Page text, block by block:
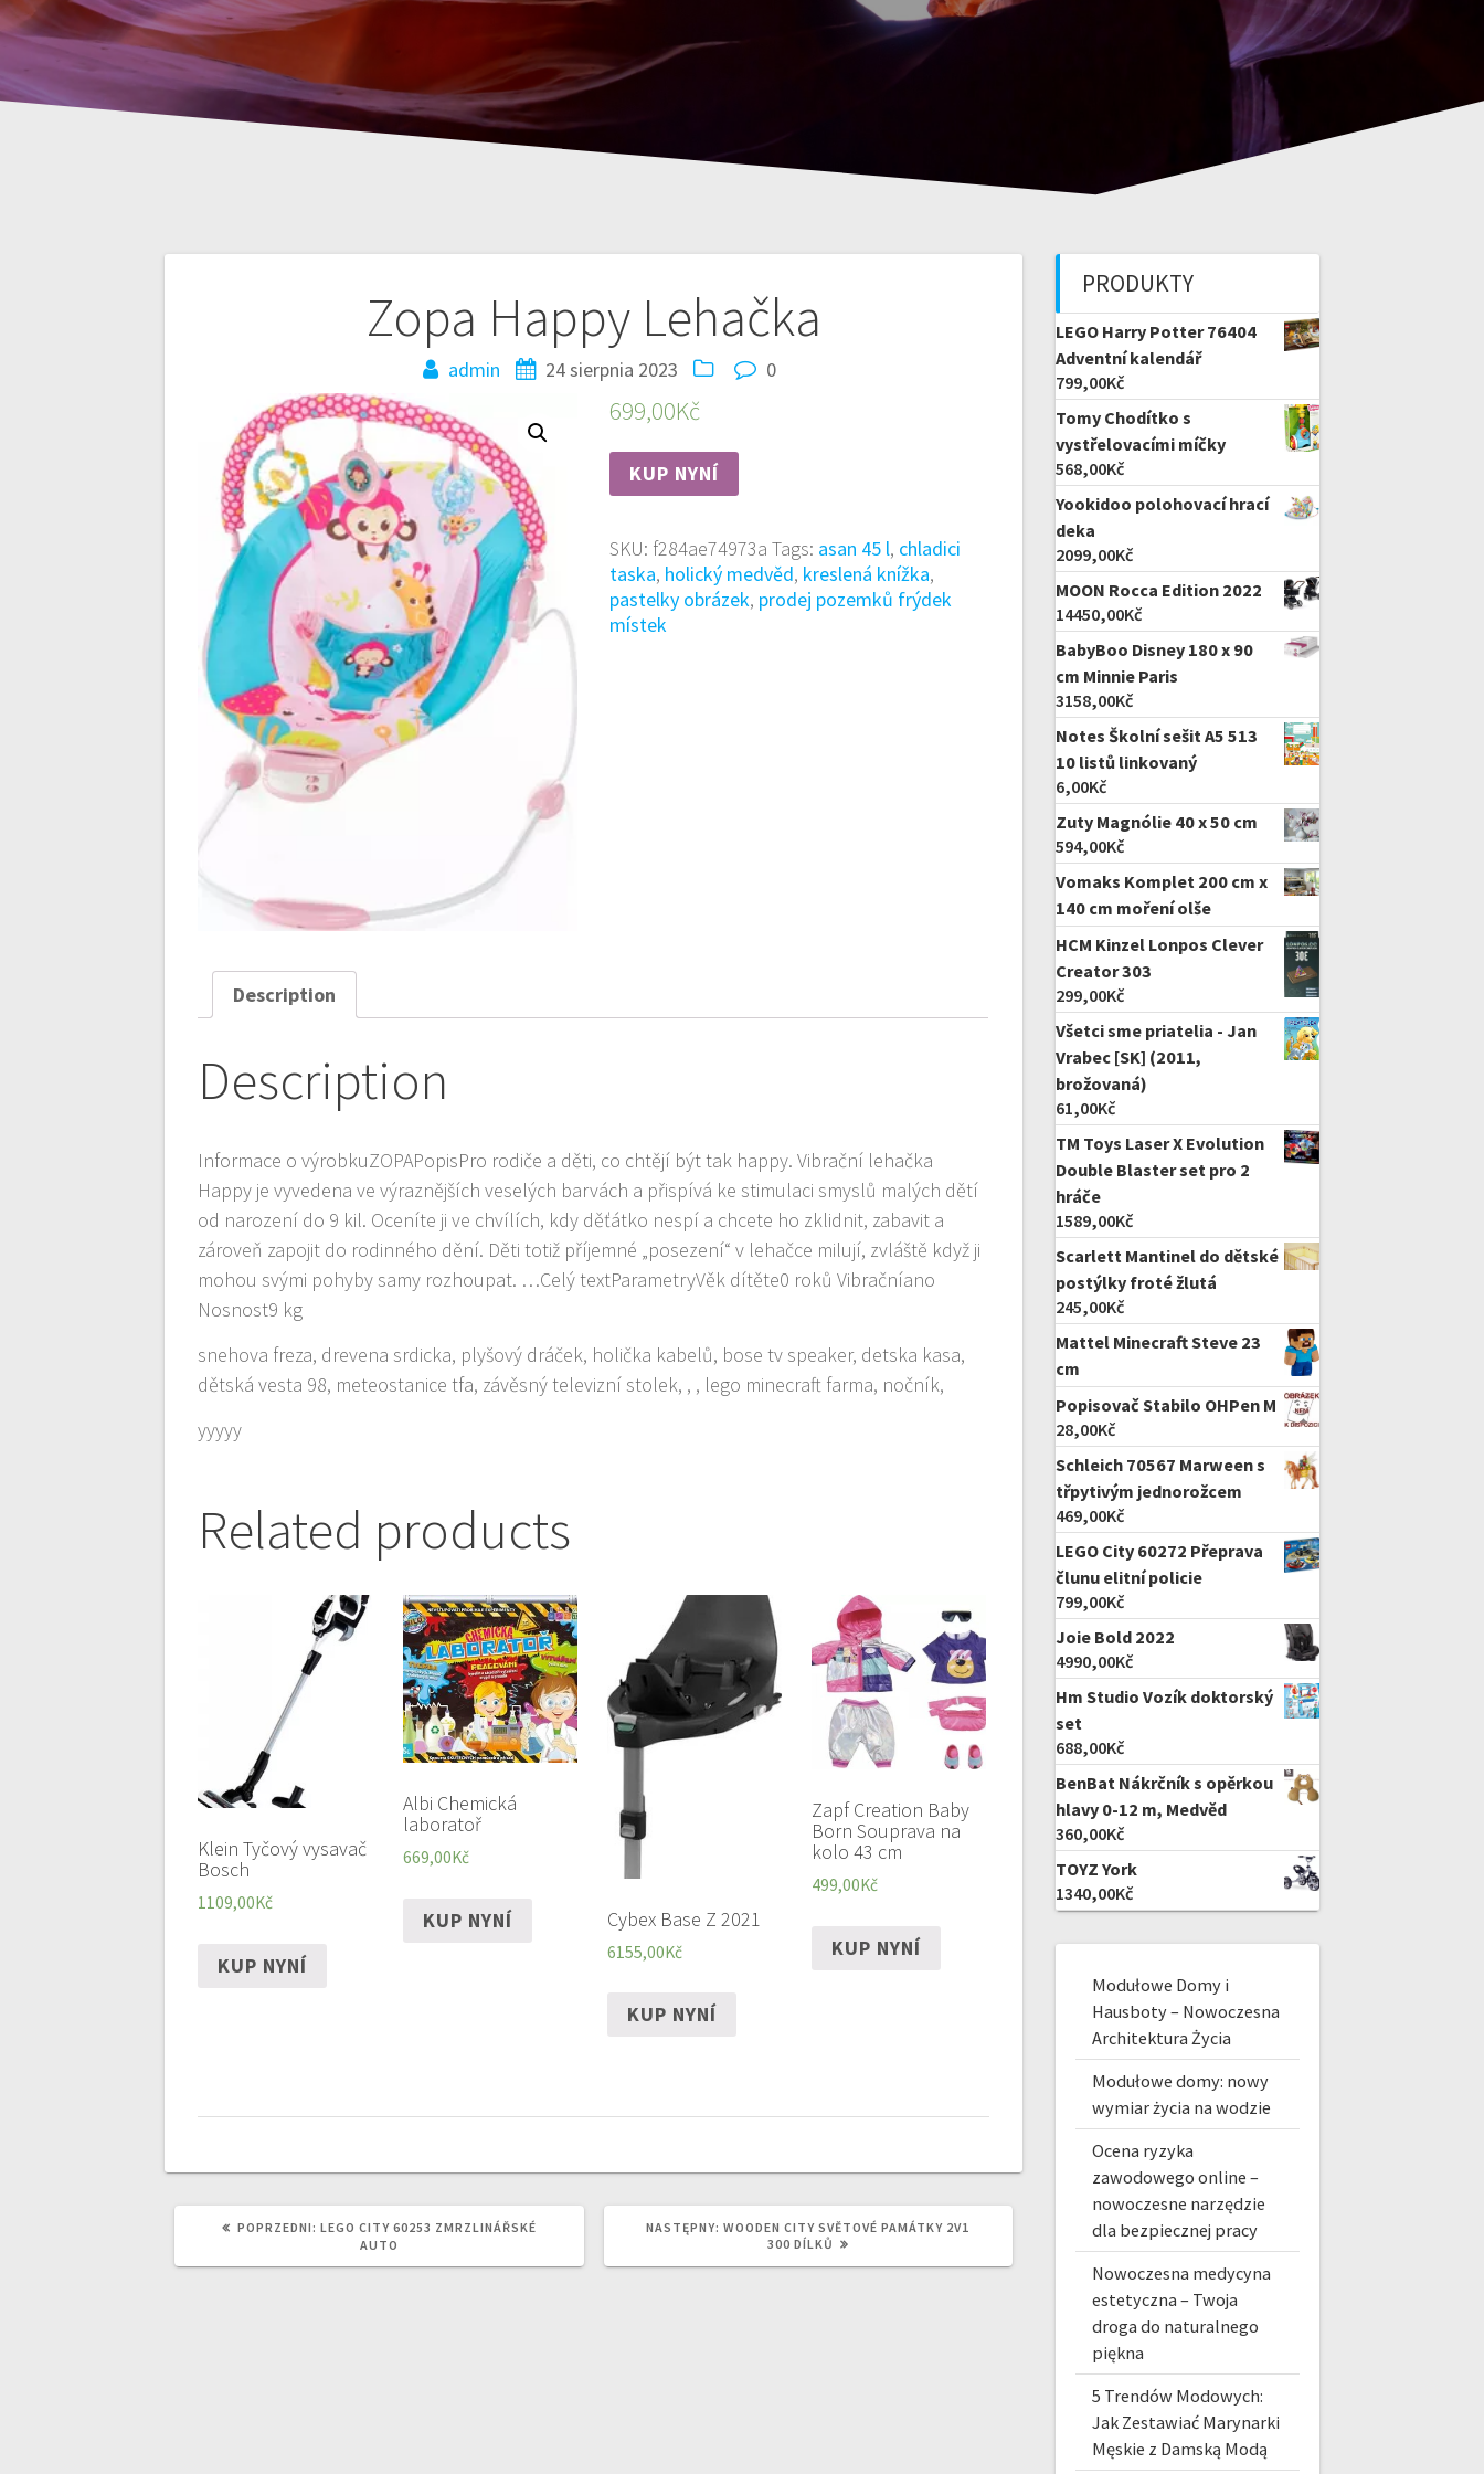
Zopa Happy Lehačka
admin 24 sierpnia 2023 0
699,00Kč
KUP NYNÍ
SKU: f284ae74973a Tags: asan 45 l, chladici
taska, holický medvěd, kreslená knížka,
pastelky obrázek, prodej pozemků frýdek
místek
Description
Description
Informace o výrobkuZOPAPopisPro rodiče a děti, co chtějí být tak happy. Vibrační lehačka
Happy je vyvedena ve výraznějších veselých barvách a přispívá ke stimulaci smyslů malých dětí
od narození do 9 kil. Oceníte ji ve chvílích, kdy děťátko nespí a chcete ho zklidnit, zabavit a
zároveň zapojit do rodinného dění. Děti totiž příjemné „posezení“ v lehačce milují, zvláště když ji
mohou svými pohyby samy rozhoupat. …Celý textParametryVěk dítěte0 roků Vibračníano
Nosnost9 kg
snehova freza, drevena srdicka, plyšový dráček, holička kabelů, bose tv speaker, detska kasa,
dětská vesta 98, meteostanice tfa, závěsný televizní stolek, , , lego minecraft farma, nočník,
yyyyy
Related products
Klein Tyčový vysavač
Bosch
1109,00Kč
KUP NYNÍ
Albi Chemická
laboratoř
669,00Kč
KUP NYNÍ Cybex Base Z 2021
6155,00Kč
KUP NYNÍ
Zapf Creation Baby
Born Souprava na
kolo 43 cm
499,00Kč
KUP NYNÍ
Nawigacja
POPRZEDNI: POPRZEDNI
LEGO CITY 60253 ZMRZLINÁŘSKÉ
AUTO
NASTĘPNY: NASTĘPNY
WOODEN CITY SVĚTOVÉ PAMÁTKY 2V1
300 DÍLKŮ
PRODUKTY
LEGO Harry Potter 76404
Adventní kalendář
799,00Kč
Tomy Chodítko s
vystřelovacími míčky
568,00Kč
Yookidoo polohovací hrací
deka
2099,00Kč
MOON Rocca Edition 2022
14450,00Kč
BabyBoo Disney 180 x 90
cm Minnie Paris
3158,00Kč
Notes Školní sešit A5 513
10 listů linkovaný
6,00Kč
Zuty Magnólie 40 x 50 cm
594,00Kč
Vomaks Komplet 200 cm x
140 cm moření olše
HCM Kinzel Lonpos Clever
Creator 303
299,00Kč
Všetci sme priatelia - Jan
Vrabec [SK] (2011,
brožovaná)
61,00Kč
TM Toys Laser X Evolution
Double Blaster set pro 2
hráče
1589,00Kč
Scarlett Mantinel do dětské
postýlky froté žlutá
245,00Kč
Mattel Minecraft Steve 23
cm
Popisovač Stabilo OHPen M
28,00Kč
Schleich 70567 Marween s
třpytivým jednorožcem
469,00Kč
LEGO City 60272 Přeprava
člunu elitní policie
799,00Kč
Joie Bold 2022
4990,00Kč
Hm Studio Vozík doktorský
set
688,00Kč
BenBat Nákrčník s opěrkou
hlavy 0-12 m, Medvěd
360,00Kč
TOYZ York
1340,00Kč
Modułowe Domy i
Hausboty – Nowoczesna
Architektura Życia
Modułowe domy: nowy
wymiar życia na wodzie
Ocena ryzyka
zawodowego online –
nowoczesne narzędzie
dla bezpiecznej pracy
Nowoczesna medycyna
estetyczna – Twoja
droga do naturalnego
piękna
5 Trendów Modowych:
Jak Zestawiać Marynarki
Męskie z Damską Modą